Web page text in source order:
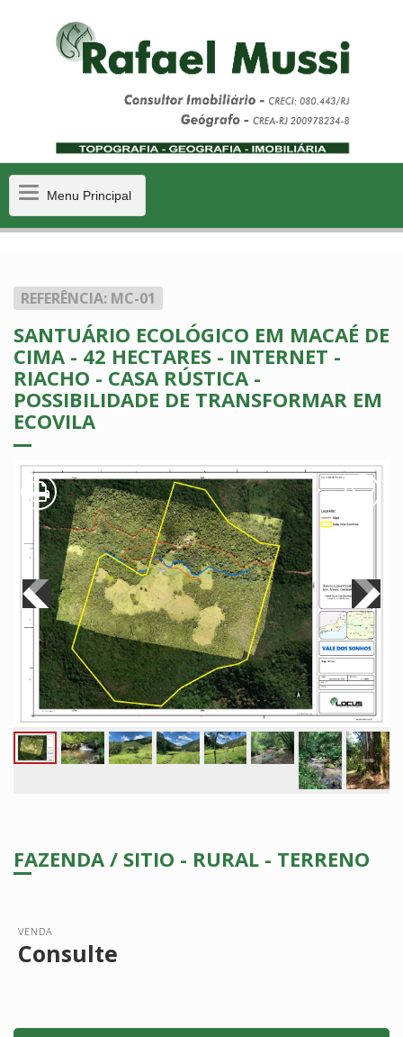
MenuMenu Principal
REFERÊNCIA: MC-01
SANTUÁRIO ECOLÓGICO EM MACAÉ DE
CIMA - 42 HECTARES - INTERNET -
RIACHO - CASA RÚSTICA -
POSSIBILIDADE DE TRANSFORMAR EM
ECOVILA
FAZENDA / SITIO - RURAL - TERRENO
VENDA
Consulte